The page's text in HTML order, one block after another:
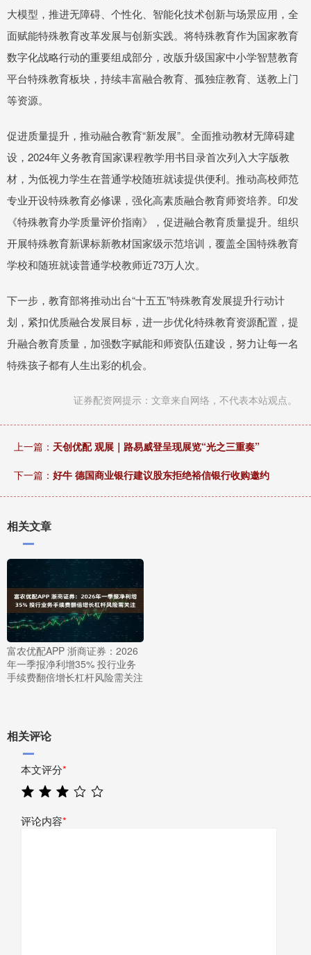
大模型，推进无障碍、个性化、智能化技术创新与场景应用，全
面赋能特殊教育改革发展与创新实践。将特殊教育作为国家教育
数字化战略行动的重要组成部分，改版升级国家中小学智慧教育
平台特殊教育板块，持续丰富融合教育、孤独症教育、送教上门
等资源。
促进质量提升，推动融合教育“新发展”。全面推动教材无障碍建
设，2024年义务教育国家课程教学用书目录首次列入大字版教
材，为低视力学生在普通学校随班就读提供便利。推动高校师范
专业开设特殊教育必修课，强化高素质融合教育师资培养。印发
《特殊教育办学质量评价指南》，促进融合教育质量提升。组织
开展特殊教育新课标新教材国家级示范培训，覆盖全国特殊教育
学校和随班就读普通学校教师近73万人次。
下一步，教育部将推动出台“十五五”特殊教育发展提升行动计
划，紧扣优质融合发展目标，进一步优化特殊教育资源配置，提
升融合教育质量，加强数字赋能和师资队伍建设，努力让每一名
特殊孩子都有人生出彩的机会。
证券配资网提示：文章来自网络，不代表本站观点。
上一篇： 天创优配 观展｜路易威登呈现展览“光之三重奏”
下一篇： 好牛 德国商业银行建议股东拒绝裕信银行收购邀约
相关文章
富农优配APP 浙商证券：2026
年一季报净利增35% 投行业务
手续费翻倍增长杠杆风险需关注
相关评论
本文评分*
评论内容*